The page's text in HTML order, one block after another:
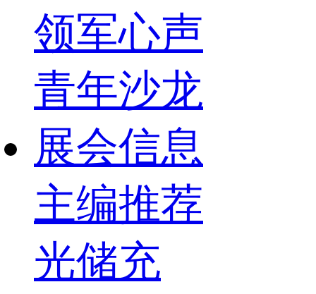
领军心声
青年沙龙
展会信息
主编推荐
光储充